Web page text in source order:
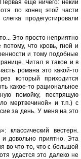
ещё ничего: некий
по конец этой части
продегустировали
Это просто неприятно
что кровь, гной и
и тому подобные
Читал я такое и в
романа это какой-то
который приходится
какое-то рациональное
помойку, пестрящую
мертвечиной» и т.п.) с
за день. У меня на это
классический вестерн.
и довольно приятно. Эта
во что-то, что с большой
удастся это далеко не